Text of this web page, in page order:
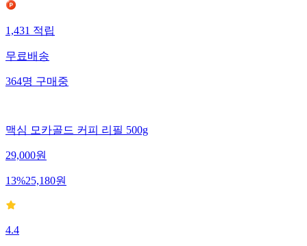
1,431적립
무료배송
364명구매중
맥심 모카골드 커피 리필 500g
29,000원
13%25,180원
4.4